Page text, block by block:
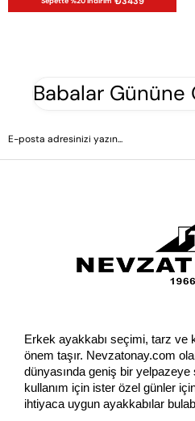
Babalar Gününe
Erkek ayakkabı seçimi, tarz ve
önem taşır. Nevzatonay.com
dünyasında geniş bir
kullanım için ister özel günler
ihtiyaca uygun ayakkabılar